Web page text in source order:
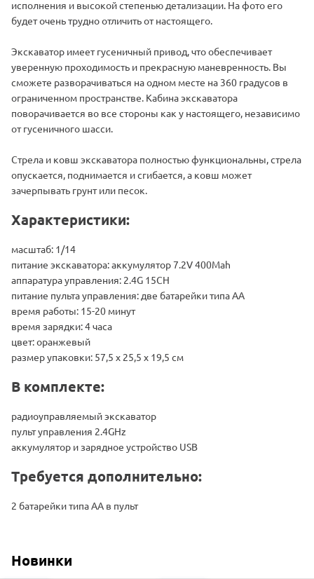
исполнения и высокой степенью детализации. На фото его
будет очень трудно отличить от настоящего.
Экскаватор имеет гусеничный привод, что обеспечивает
уверенную проходимость и прекрасную маневренность. Вы
сможете разворачиваться на одном месте на 360 градусов в
ограниченном пространстве. Кабина экскаватора
поворачивается во все стороны как у настоящего, независимо
от гусеничного шасси.
Стрела и ковш экскаватора полностью функциональны, стрела
опускается, поднимается и сгибается, а ковш может
зачерпывать грунт или песок.
Характеристики:
масштаб: 1/14
питание экскаватора: аккумулятор 7.2V 400Mah
аппаратура управления: 2.4G 15CH
питание пульта управления: две батарейки типа АА
время работы: 15-20 минут
время зарядки: 4 часа
цвет: оранжевый
размер упаковки: 57,5 х 25,5 х 19,5 см
В комплекте:
радиоуправляемый экскаватор
пульт управления 2.4GHz
аккумулятор и зарядное устройство USB
Требуется дополнительно:
2 батарейки типа АА в пульт
Новинки